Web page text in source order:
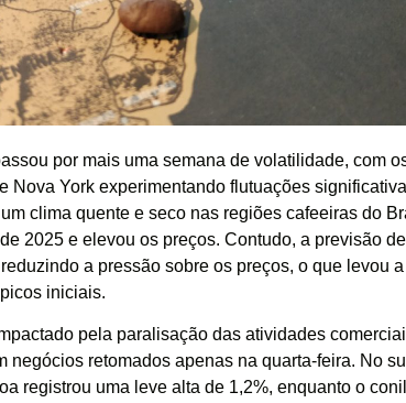
por mais uma semana de volatilidade, com
Nova York experimentando flutuações
clima quente e seco nas regiões cafeeiras do
2025 e elevou os preços. Contudo, a previsão de
a pressão sobre os preços, o que levou a
iniciais.
pela paralisação das atividades
negócios retomados apenas na quarta-feira. No
registrou uma leve alta de 1,2%, enquanto o